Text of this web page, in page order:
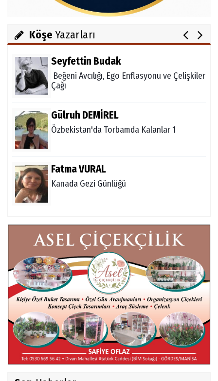
Köşe Yazarları
Salih OKKALI
Seyfettin Budak
Beğeni Avcılığı, Ego Enflasyonu ve Çelişkiler
Çağı
Gülruh DEMİREL
Özbekistan'da Torbamda Kalanlar 1
Fatma VURAL
Kanada Gezi Günlüğü
Mert AKAR
Röportaj Serisi-46: Konuk =Prof.Dr.Hakan
Atalay (Psikanaliz)
Hüseyin TUNÇAY
Gökçeada Gezimiz-IV
İsmail AYBEY
Belma Sebil'i Tanıyor Musunuz?